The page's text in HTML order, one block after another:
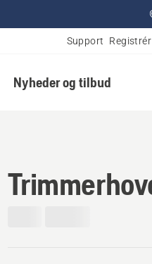
Support
Nyheder og tilbud